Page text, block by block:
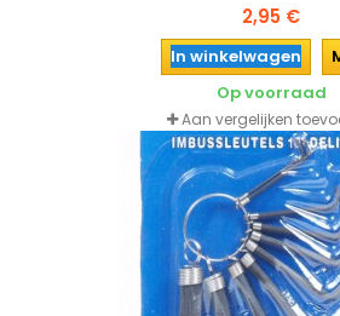
2,95 €
In winkelwagen
Op voorraad
Aan vergelijken